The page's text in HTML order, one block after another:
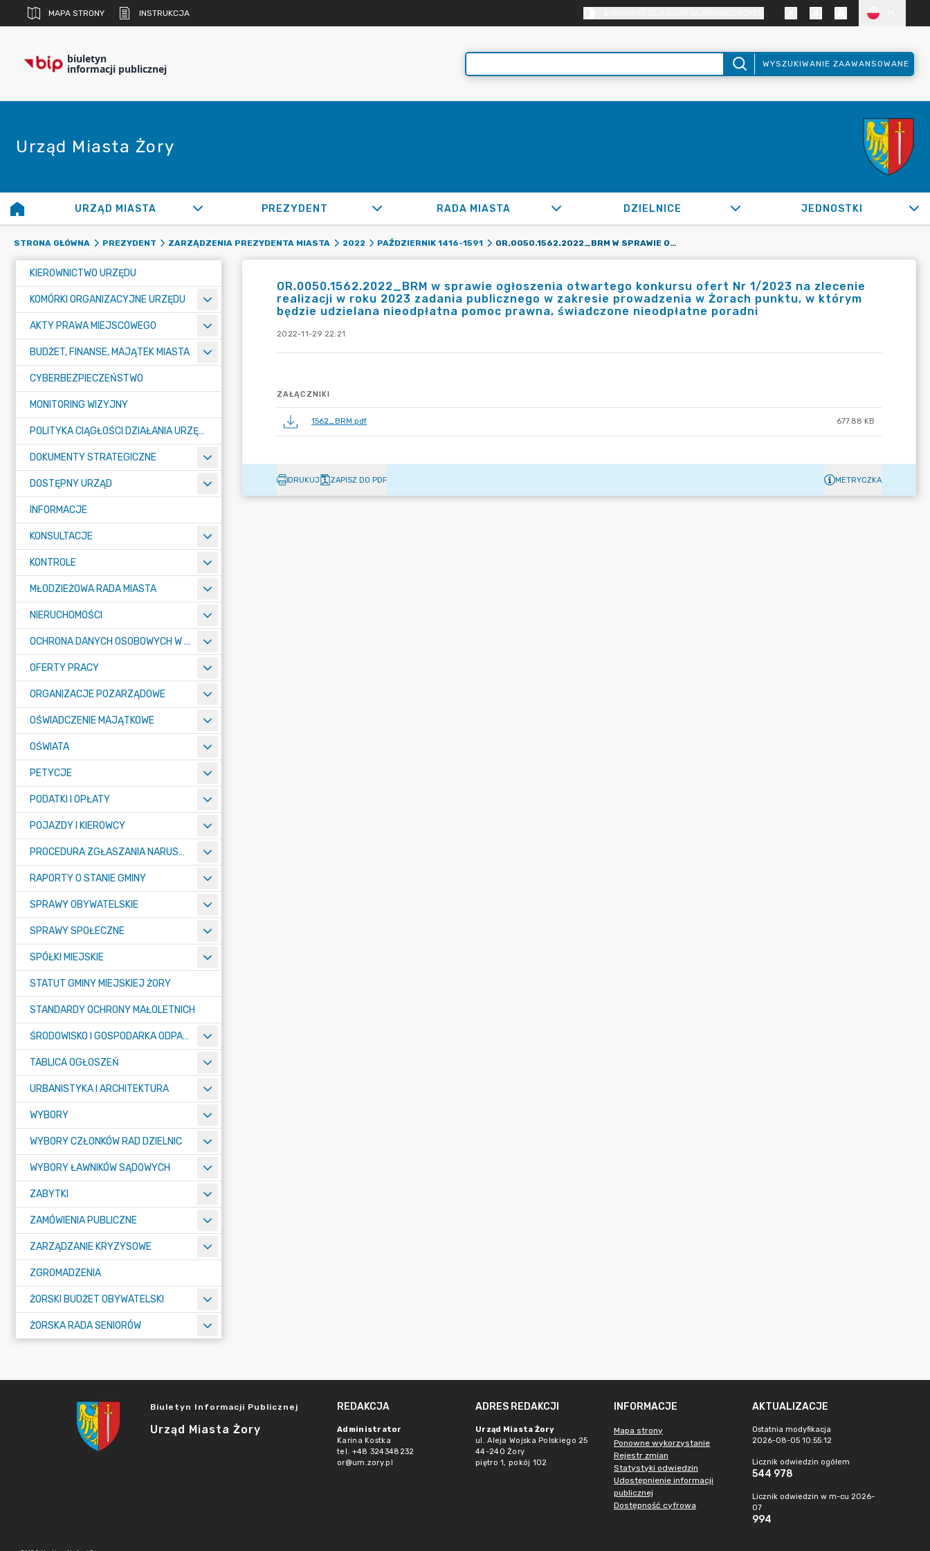
MAPA STRONY INSTRUKCJA
biuletyn
informacji publicznej WYSZUKIWANIE ZAAWANSOWANE
Urząd Miasta Żory
URZĄD MIASTA PREZYDENT RADA MIASTA DZIELNICE JEDNOSTKI
STRONA GŁÓWNA PREZYDENT ZARZĄDZENIA PREZYDENTA MIASTA 2022 PAŹDZIERNIK 1416-1591 OR.0050.1562.2022_BRM W SPRAWIE OGŁOSZENIA OTWARTEGO KONKURSU OFERT NR 1/2023 NA ZLECENIE REALIZACJI W ROKU 2023 ZADANIA PUBLICZNEGO W ZAKRESIE PROWADZENIA W ŻORACH PUNKTU, W KTÓRYM BĘDZIE UDZIELANA NIEODPŁATNA POMOC PRAWNA, ŚWIADCZONE NIEODPŁATNE PORADNI
KIEROWNICTWO URZĘDU
KOMÓRKI ORGANIZACYJNE URZĘDU
AKTY PRAWA MIEJSCOWEGO
BUDŻET, FINANSE, MAJĄTEK MIASTA
CYBERBEZPIECZEŃSTWO
MONITORING WIZYJNY
POLITYKA CIĄGŁOŚCI DZIAŁANIA URZĘDU MIASTA ŻORY
DOKUMENTY STRATEGICZNE
DOSTĘPNY URZĄD
INFORMACJE
KONSULTACJE
KONTROLE
MŁODZIEŻOWA RADA MIASTA
NIERUCHOMOŚCI
OCHRONA DANYCH OSOBOWYCH W URZĘDZIE MIASTA ŻORY - RODO
OFERTY PRACY
ORGANIZACJE POZARZĄDOWE
OŚWIADCZENIE MAJĄTKOWE
OŚWIATA
PETYCJE
PODATKI I OPŁATY
POJAZDY I KIEROWCY
PROCEDURA ZGŁASZANIA NARUSZEŃ PRAWA
RAPORTY O STANIE GMINY
SPRAWY OBYWATELSKIE
SPRAWY SPOŁECZNE
SPÓŁKI MIEJSKIE
STATUT GMINY MIEJSKIEJ ŻORY
STANDARDY OCHRONY MAŁOLETNICH
ŚRODOWISKO I GOSPODARKA ODPADAMI
TABLICA OGŁOSZEŃ
URBANISTYKA I ARCHITEKTURA
WYBORY
WYBORY CZŁONKÓW RAD DZIELNIC
WYBORY ŁAWNIKÓW SĄDOWYCH
ZABYTKI
ZAMÓWIENIA PUBLICZNE
ZARZĄDZANIE KRYZYSOWE
ZGROMADZENIA
ŻORSKI BUDŻET OBYWATELSKI
ŻORSKA RADA SENIORÓW
OR.0050.1562.2022_BRM w sprawie ogłoszenia otwartego konkursu ofert Nr 1/2023 na zlecenie
realizacji w roku 2023 zadania publicznego w zakresie prowadzenia w Żorach punktu, w którym
będzie udzielana nieodpłatna pomoc prawna, świadczone nieodpłatne poradni
2022-11-29 22:21
ZAŁĄCZNIKI
1562_BRM.pdf 677.88 KB
DRUKUJ ZAPISZ DO PDF METRYCZKA
Biuletyn Informacji Publicznej
Urząd Miasta Żory
REDAKCJA
Administrator
Karina Kostka
tel. +48 324348232
or@um.zory.pl
ADRES REDAKCJI
Urząd Miasta Żory
ul. Aleja Wojska Polskiego 25
44-240 Żory
piętro 1, pokój 102
INFORMACJE
Mapa strony
Ponowne wykorzystanie
Rejestr zmian
Statystyki odwiedzin
Udostępnienie informacji
publicznej
Dostępność cyfrowa
AKTUALIZACJE
Ostatnia modyfikacja
2026-08-05 10:55:12
Licznik odwiedzin ogółem
544 978
Licznik odwiedzin w m-cu 2026-
07
994